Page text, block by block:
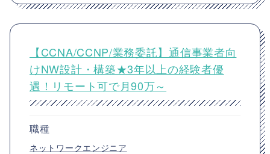
【CCNA/CCNP/業務委託】通信事業者向
けNW設計・構築★3年以上の経験者優
遇！リモート可で月90万～
職種
ネットワークエンジニア